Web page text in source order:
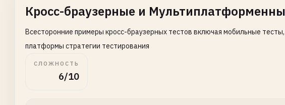
// Global setup and teardown
globalSetup: require.resolve('./tests/global-setup.ts'),
globalTeardown: require.resolve
// Use shared folder for test assets
: {
Кросс-браузерные и
Всесторонние примеры кросс-браузерных тестов включая мобильные
платформы стратегии тестирования
СЛОЖНОСТЬ
6/10